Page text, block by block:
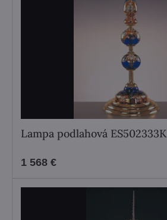
Lampa podlahová ES502333K
1 568 €